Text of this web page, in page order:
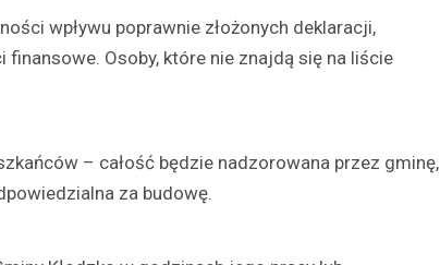
wpływu poprawnie złożonych deklaracji,
Osoby, które nie znajdą się na liście
– całość będzie nadzorowana przez gminę,
za budowę.